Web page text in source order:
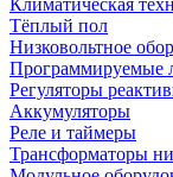
Климатическая
Тёплый пол
Низковольтное
Программируемые
Регуляторы
Аккумуляторы
Реле и таймеры
Трансформаторы